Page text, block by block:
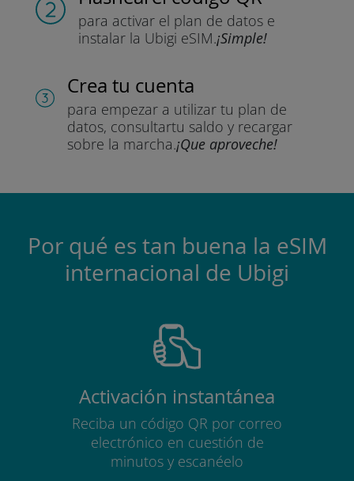
para activar el plan de datos e
instalar la Ubigi eSIM.¡Simple!
Crea tu cuenta
para empezar a utilizar tu plan de
datos, consultartu saldo y recargar
sobre la marcha.¡Que aproveche!
Por qué es tan buena la eSIM
internacional de Ubigi
Activación instantánea
Reciba un código QR por correo
electrónico en cuestión de
minutos y escanéelo